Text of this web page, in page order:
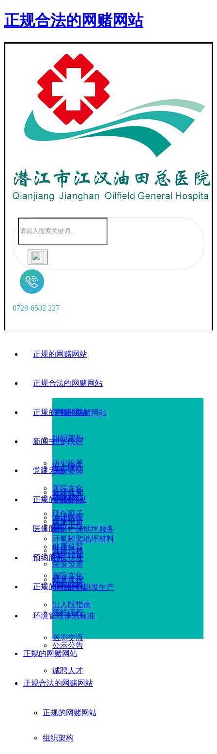
正规合法的网赌网站
0728-6502 227
正规的网赌网站
正规合法的网赌网站
正规的网赌网站
组织架构
历史沿革
医院文化
现任班子
环氧树脂地坪材料
荣誉资质
正规的网赌网站
广华院区
五七院区
临床研究
油建医院
新闻中心
医院要闻
医院动态
媒体报道
健康科普
党建天地
党建新闻
党务工作
清风杏林
医院文化
正规的网赌网站
耐磨环保地坪服务
就医须知
就医流程
出入院指南
医保服务
政策法规
信息公示
预约服务
地坪材料研发生产
预约流程
医患交流
正规的网赌网站
环境管理体系标准
公示公告
诚聘人才
正规的网赌网站
正规合法的网赌网站
正规的网赌网站
组织架构